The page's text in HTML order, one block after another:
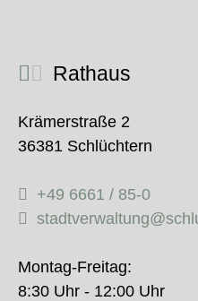
Rathaus
Krämerstraße 2
36381 Schlüchtern
+49 6661 / 85-0
Montag-Freitag:
8:30 Uhr - 12:00 Uhr